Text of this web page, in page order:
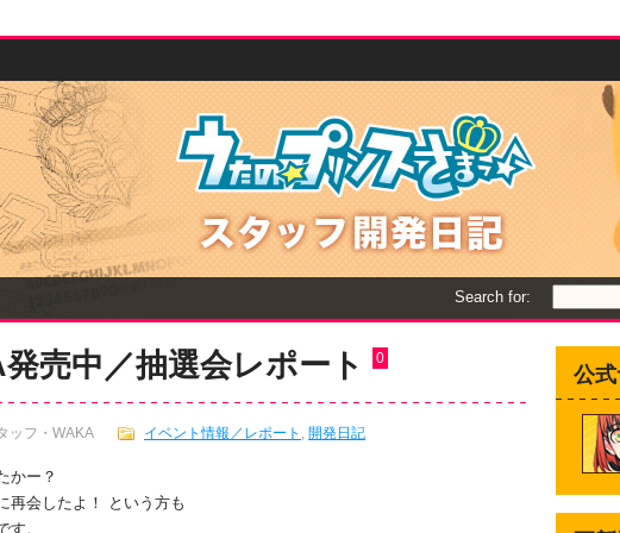
Search for:
売中／抽選会レポート 0
ッフ・WAKA イベント情報／レポート , 開発日記
かー？
再会したよ！ という方も
す。
公